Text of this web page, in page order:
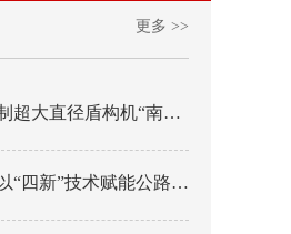
更多 >>
盾构机“南湖号”在常熟下线
四新”技术赋能公路养护